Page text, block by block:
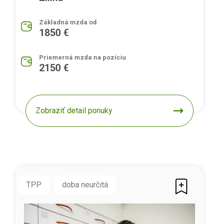
Základná mzda od
1850 €
Priemerná mzda na pozíciu
2150 €
Zobraziť detail ponuky
TPP doba neurčitá